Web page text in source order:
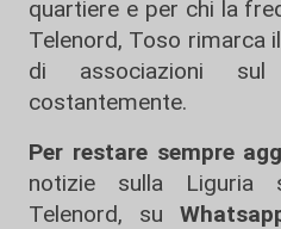
quartiere e per chi la
Telenord, Toso rimarca
di associazioni
costantemente.
Per restare sempre
notizie sulla Liguria
Telenord, su